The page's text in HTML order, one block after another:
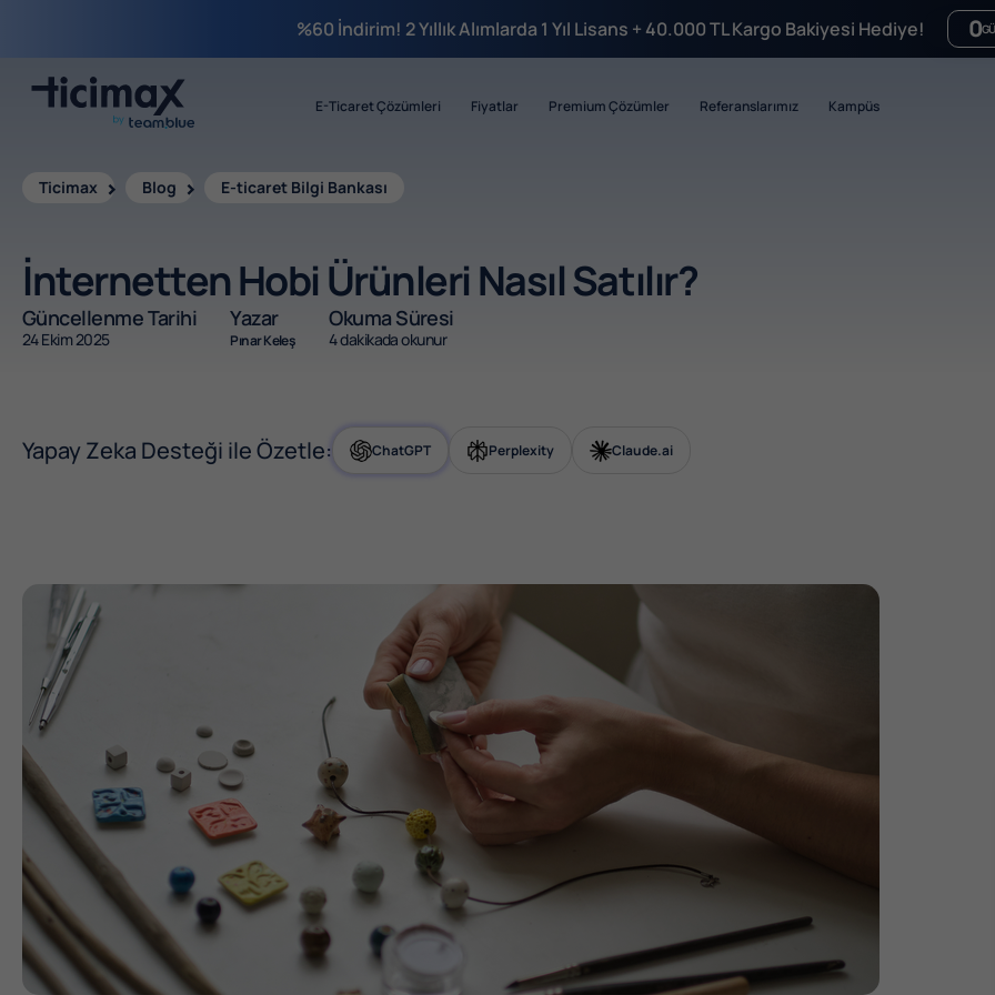
%60 İndirim! 2 Yıllık Alımlarda 1 Yıl Lisans + 40.000 TL Kargo Bakiyesi Hediye! 0
E-Ticaret Çözümleri Fiyatlar Premium Çözümler Referanslarımız Kampüs
Ticimax Blog E-ticaret Bilgi Bankası
İnternetten Hobi Ürünleri Nasıl Satılır?
Güncellenme Tarihi
24 Ekim 2025
Yazar
Pınar Keleş
Okuma Süresi
4 dakikada okunur
Yapay Zeka Desteği ile Özetle: ChatGPT Perplexity Claude.ai